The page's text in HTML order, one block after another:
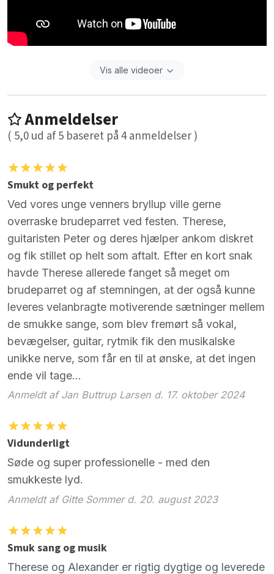
Vis alle videoer
Anmeldelser
( 5,0ud af5 baseret på4anmeldelser )
Smukt og perfekt
Ved vores unge venners bryllup ville gerne
overraske brudeparret ved festen. Therese,
guitaristen Peter og deres hjælper ankom diskret
og fik stillet op helt som aftalt. Efter en kort snak
havde Therese allerede fanget så meget om
brudeparret og af stemningen, at der også kunne
leveres velanbragte motiverende sætninger mellem
de smukke sange, som blev fremørt så vokal,
bevægelser, guitar, rytmik fik den musikalske
unikke nerve, som får en til at ønske, at det ingen
ende vil tage...
Anmeldt af Jan Buttrup Larsen d. 17. oktober 2024
Vidunderligt
Søde og super professionelle - med den
smukkeste lyd.
Anmeldt af Gitte Sommer d. 20. august 2023
Smuk sang og musik
Therese og Alexander er rigtig dygtige og leverede